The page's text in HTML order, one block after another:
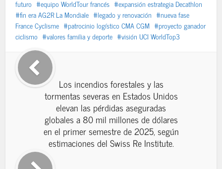
futuro equipo WorldTour francés
expansión estrategia Decathlon
fin era AG2R La Mondiale
legado y renovación
nueva fase
France Cyclisme
patrocinio logístico CMA CGM
proyecto ganador
ciclismo
valores familia y deporte visión UCI WorldTop3
Los incendios forestales y las
tormentas severas en Estados Unidos
elevan las pérdidas aseguradas
globales a 80 mil millones de dólares
en el primer semestre de 2025, según
estimaciones del Swiss Re Institute.